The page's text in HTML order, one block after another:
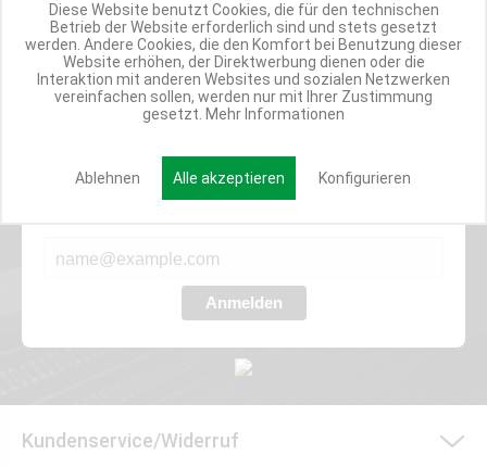
TOP INFORMIERT
ANGEBOTE
Werde Teil der Miweba Community!
Verpasse nie wieder exklusive Newsletter-Rabatte und Aktionen
Anmelden
Kundenservice/Widerruf
Diese Website benutzt Cookies, die für den technischen
Betrieb der Website erforderlich sind und stets gesetzt
werden. Andere Cookies, die den Komfort bei Benutzung dieser
Website erhöhen, der Direktwerbung dienen oder die
Interaktion mit anderen Websites und sozialen Netzwerken
vereinfachen sollen, werden nur mit Ihrer Zustimmung
gesetzt. Mehr Informationen
Ablehnen Alle akzeptieren Konfigurieren